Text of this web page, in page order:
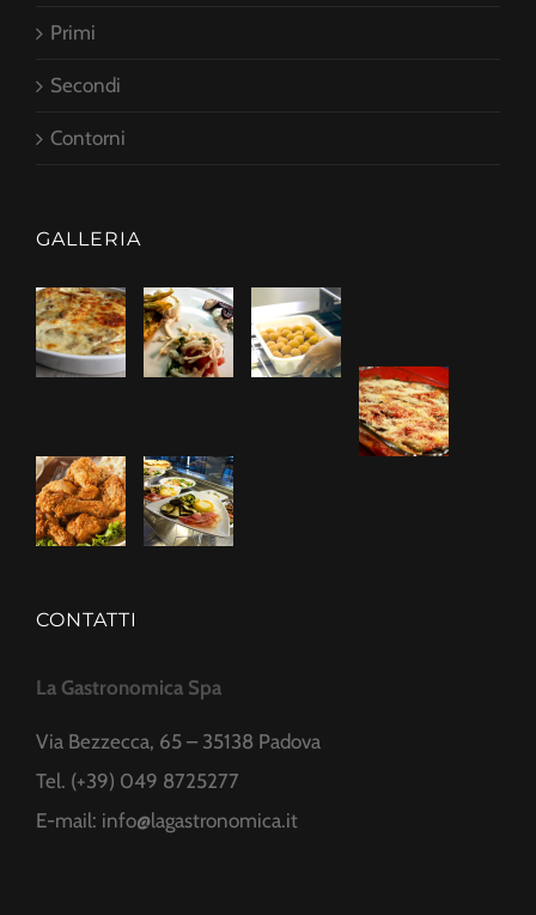
Primi
Secondi
Contorni
GALLERIA
CONTATTI
La Gastronomica Spa
Via Bezzecca, 65 – 35138 Padova
Tel. (+39) 049 8725277
E-mail: info@lagastronomica.it